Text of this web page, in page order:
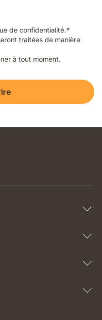
de confidentialité.*
traitées de manière
à tout moment.